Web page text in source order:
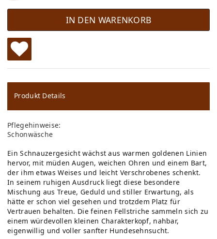
IN DEN WARENKORB
W
u
ns
ch
lis
te
Produkt Details
Pflegehinweise:
Schonwäsche
Ein Schnauzergesicht wächst aus warmen goldenen Linien
hervor, mit müden Augen, weichen Ohren und einem Bart,
der ihm etwas Weises und leicht Verschrobenes schenkt.
In seinem ruhigen Ausdruck liegt diese besondere
Mischung aus Treue, Geduld und stiller Erwartung, als
hätte er schon viel gesehen und trotzdem Platz für
Vertrauen behalten. Die feinen Fellstriche sammeln sich zu
einem würdevollen kleinen Charakterkopf, nahbar,
eigenwillig und voller sanfter Hundesehnsucht.